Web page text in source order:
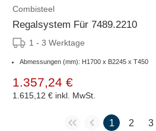
Combisteel
Regalsystem Für 7489.2210
1 - 3 Werktage
Abmessungen (mm): H1700 x B2245 x T450
1.357,24 €
1.615,12 € inkl. MwSt.
1 2 3